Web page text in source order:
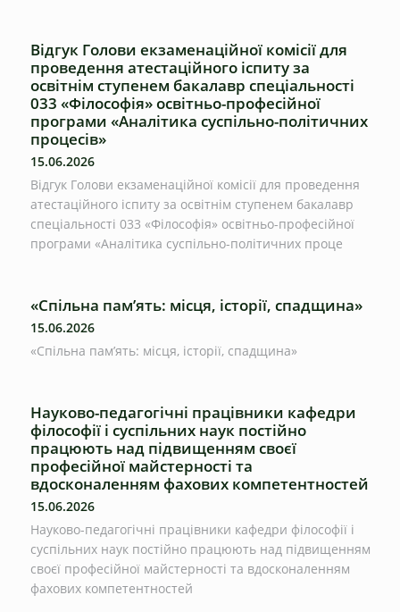
Відгук Голови екзаменаційної комісії для
проведення атестаційного іспиту за
освітнім ступенем бакалавр спеціальності
033 «Філософія» освітньо-професійної
програми «Аналітика суспільно-політичних
процесів»
15.06.2026
Відгук Голови екзаменаційної комісії для проведення
атестаційного іспиту за освітнім ступенем бакалавр
спеціальності 033 «Філософія» освітньо-професійної
програми «Аналітика суспільно-політичних проце
«Спільна пам’ять: місця, історії, спадщина»
15.06.2026
«Спільна пам’ять: місця, історії, спадщина»
Науково-педагогічні працівники кафедри
філософії і суспільних наук постійно
працюють над підвищенням своєї
професійної майстерності та
вдосконаленням фахових компетентностей
15.06.2026
Науково-педагогічні працівники кафедри філософії і
суспільних наук постійно працюють над підвищенням
своєї професійної майстерності та вдосконаленням
фахових компетентностей